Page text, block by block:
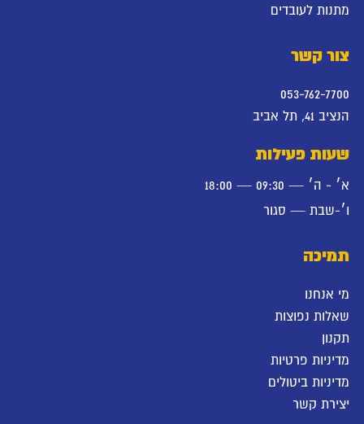
מתנות לעובדים
צור קשר
053-762-7700
הנציב 41, תל אביב
שעות פעילות
א׳ - ה׳ — 09:30 — 18:00
ו׳-שבת — סגור
תמיכה
מי אנחנו
שאלות נפוצות
תקנון
מדיניות פרטיות
מדיניות ביטולים
יצירת קשר